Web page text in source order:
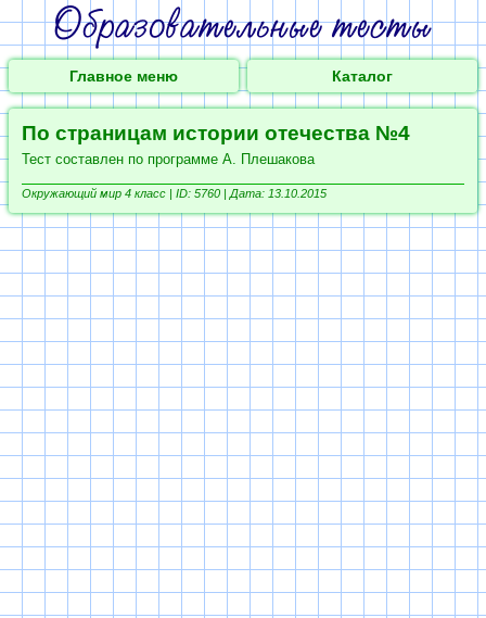
Главное меню Каталог
По страницам истории отечества №4
Тест составлен по программе А. Плешакова
Окружающий мир 4 класс | ID: 5760 | Дата: 13.10.2015